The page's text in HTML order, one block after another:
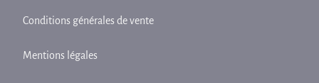
Conditions générales de vente
Mentions légales